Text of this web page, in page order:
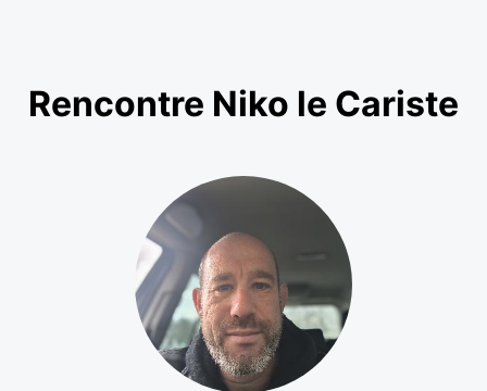
Rencontre Niko le Cariste